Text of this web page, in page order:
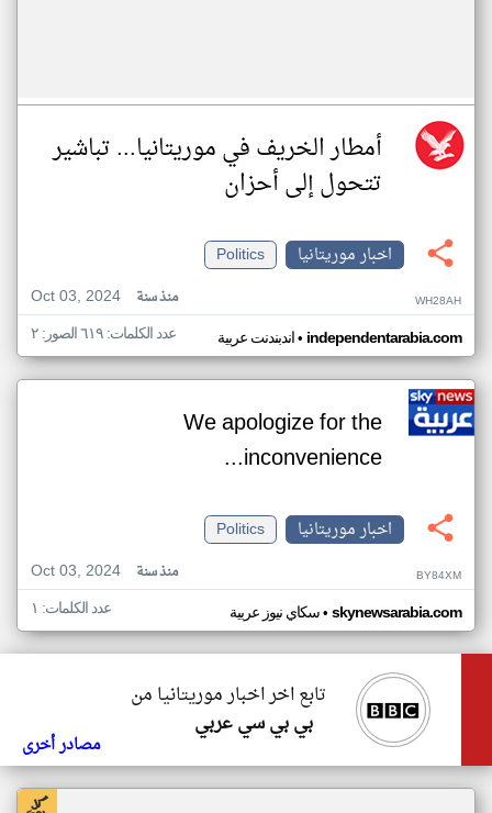
أمطار الخريف في موريتانيا... تباشير
تتحول إلى أحزان
اخبار موريتانيا
Politics
Oct 03, 2024
منذ سنة WH28AH
اندبندنت عربية• independentarabia.com عدد الكلمات: ٦١٩ الصور: ٢
We apologize for the
inconvenience...
اخبار موريتانيا
Politics
Oct 03, 2024
منذ سنة BY84XM
سكاي نيوز عربية• skynewsarabia.com عدد الكلمات: ١
تابع اخر اخبار موريتانيا من
بي بي سي عربي
مصادر أخرى